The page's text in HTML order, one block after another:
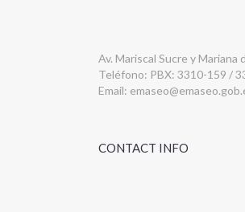
Av. Mariscal Sucre y Mariana
Teléfono: PBX: 3310-159 /
Email:
CONTACT INFO